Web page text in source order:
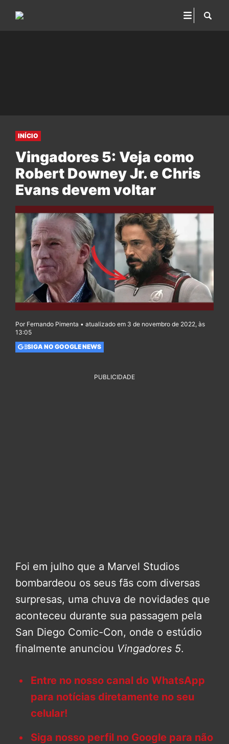
INÍCIO
Vingadores 5: Veja como
Robert Downey Jr. e Chris
Evans devem voltar
Por Fernando Pimenta • atualizado em 3 de novembro de 2022, às
13:05
SIGA NO GOOGLE NEWS
PUBLICIDADE
Foi em julho que a Marvel Studios
bombardeou os seus fãs com diversas
surpresas, uma chuva de novidades que
aconteceu durante sua passagem pela
San Diego Comic-Con, onde o estúdio
finalmente anunciou Vingadores 5.
Entre no nosso canal do WhatsApp
para notícias diretamente no seu
celular!
Siga nosso perfil no Google para não